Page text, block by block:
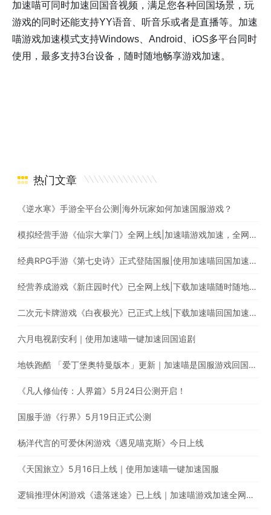
加速喵可同时加速回国音视频，满足您各种回国场景，玩
游戏的同时还能支持YY语音、听音乐或者是直播等。加速
喵游戏加速模式支持Windows、Android、iOS多平台同时
使用，最多支持3台设备，随时随地畅享游戏加速。
热门文章
《逆水寒》手游全平台公测|海外玩家如何加速国服游戏？
模拟经营手游《仙宗大掌门》全网上线|加速喵游戏加速，全网最快
经典RPG手游《第七史诗》正式登陆国服|使用加速喵回国加速爆款游戏随意畅玩
经营养成游戏《新庄园时代》已全网上线|下载加速喵随时随地畅享游戏加速
二次元卡牌游戏《白夜极光》已正式上线|下载加速喵回国加速器一键加速国服游戏
六月电视剧安利｜使用加速喵一键加速回国追剧
地铁跑酷 「爱丁堡奥特曼版本」更新｜加速喵是国服游戏回国加速的最佳选择
《凡人修仙传：人界篇》5月24日公测开启！
国服手游《行界》5月19日正式公测
杨洋代言的可爱休闲游戏《遇见喵克斯》今日上线
《天国旅立》5月16日上线｜使用加速喵一键加速国服
逻辑推理休闲游戏《遗落迷途》已上线｜加速喵游戏加速全网最快